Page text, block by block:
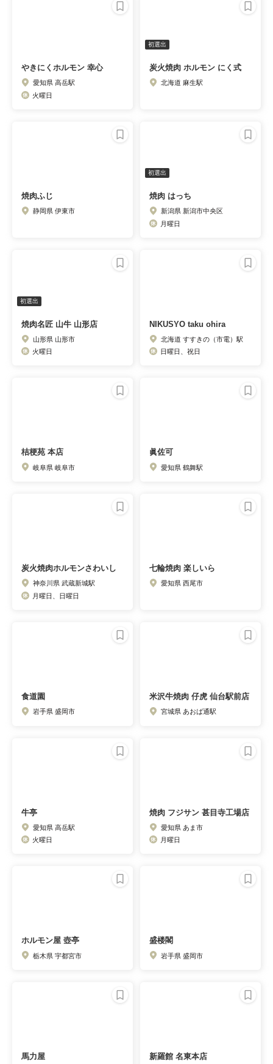
やきにくホルモン 幸心
愛知県 高岳駅
火曜日
初選出
炭火焼肉 ホルモン にく式
北海道 麻生駅
焼肉ふじ
静岡県 伊東市
初選出
焼肉 はっち
新潟県 新潟市中央区
月曜日
初選出
焼肉名匠 山牛 山形店
山形県 山形市
火曜日
NIKUSYO taku ohira
北海道 すすきの（市電）駅
日曜日、祝日
桔梗苑 本店
岐阜県 岐阜市
眞佐可
愛知県 鶴舞駅
炭火焼肉ホルモンさわいし
神奈川県 武蔵新城駅
月曜日、日曜日
七輪焼肉 楽しいら
愛知県 西尾市
食道園
岩手県 盛岡市
米沢牛焼肉 仔虎 仙台駅前店
宮城県 あおば通駅
牛亭
愛知県 高岳駅
火曜日
焼肉 フジサン 甚目寺工場店
愛知県 あま市
月曜日
ホルモン屋 壺亭
栃木県 宇都宮市
盛楼閣
岩手県 盛岡市
馬力屋 新羅館 名東本店